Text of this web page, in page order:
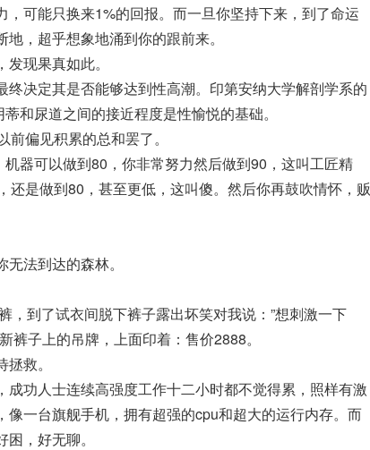
可能只换来1%的回报。而一旦你坚持下来，到了命运
，超乎想象地涌到你的跟前来。
现果真如此。
决定其是否能够达到性高潮。印第安纳大学解剖学系的
和尿道之间的接近程度是性愉悦的基础。
偏见积累的总和罢了。
器可以做到80，你非常努力然后做到90，这叫工匠精
还是做到80，甚至更低，这叫傻。然后你再鼓吹情怀，贩
法到达的森林。
，到了试衣间脱下裤子露出坏笑对我说：”想刺激一下
裤子上的吊牌，上面印着：售价2888。
救。
功人士连续高强度工作十二小时都不觉得累，照样有激
一台旗舰手机，拥有超强的cpu和超大的运行内存。而
，好无聊。